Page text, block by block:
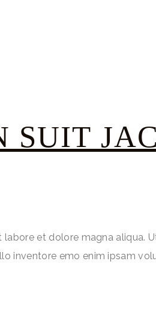
SUIT
et dolore magna aliqua.
inventore emo enim ipsam